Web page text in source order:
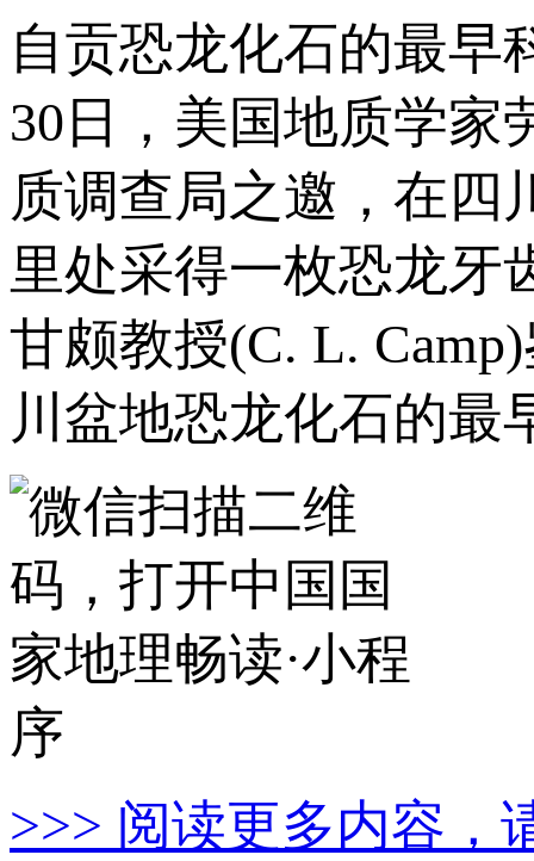
自贡恐龙化石的最早
30日，美国地质学家
质调查局之邀，在四
里处采得一枚恐龙牙
甘颇教授(C. L.
川盆地恐龙化石的最
>>> 阅读更多内容，